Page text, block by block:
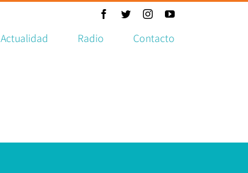
Facebook
TwitterInstagramYouTube
Actualidad Radio Contacto